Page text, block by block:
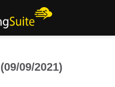
09/2021)